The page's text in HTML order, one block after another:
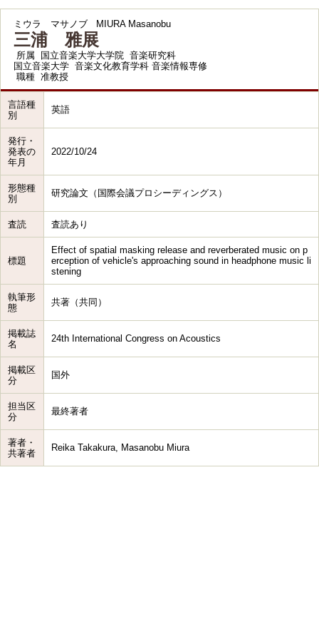
ミウラ マサノブ MIURA Masanobu
三浦 雅展
所属
国立音楽大学大学院 音楽研究科
国立音楽大学 音楽文化教育学科 音楽情報専修
職種 准教授
言語種
別
英語
発行・
発表の
年月
2022/10/24
形態種
別
研究論文（国際会議プロシーディングス）
査読 査読あり
標題
Effect of spatial masking release and reverberated music on p
erception of vehicle's approaching sound in headphone music li
stening
執筆形
態
共著（共同）
掲載誌
名
24th International Congress on Acoustics
掲載区
分
国外
担当区
分
最終著者
著者・
共著者
Reika Takakura, Masanobu Miura